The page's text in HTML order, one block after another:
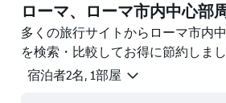
ローマ​、ローマ市内中心部
多くの旅行サイトからローマ市内
を検索・比較してお得に節約しまし
宿泊者2名, 1​部屋